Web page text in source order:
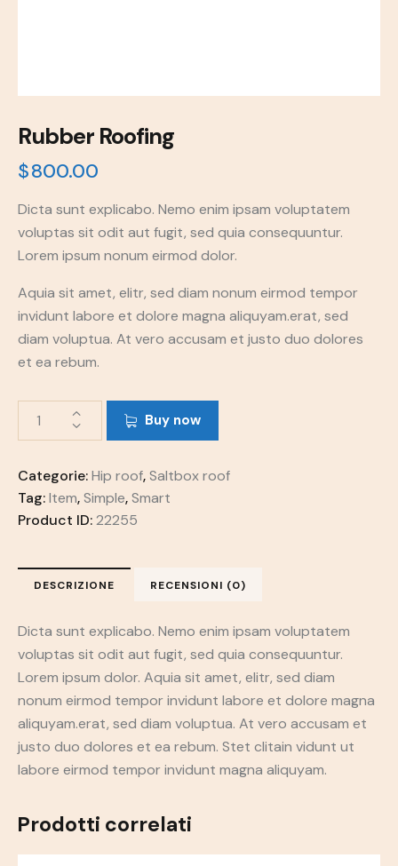
Rubber Roofing
$800.00
Dicta sunt explicabo. Nemo enim ipsam voluptatem
voluptas sit odit aut fugit, sed quia consequuntur.
Lorem ipsum nonum eirmod dolor.
Aquia sit amet, elitr, sed diam nonum eirmod tempor
invidunt labore et dolore magna aliquyam.erat, sed
diam voluptua. At vero accusam et justo duo dolores
et ea rebum.
Buy now
Categorie:Hip roof,Saltbox roof
Tag:Item,Simple,Smart
Product ID:22255
DESCRIZIONE RECENSIONI (0)
Dicta sunt explicabo. Nemo enim ipsam voluptatem
voluptas sit odit aut fugit, sed quia consequuntur.
Lorem ipsum dolor. Aquia sit amet, elitr, sed diam
nonum eirmod tempor invidunt labore et dolore magna
aliquyam.erat, sed diam voluptua. At vero accusam et
justo duo dolores et ea rebum. Stet clitain vidunt ut
labore eirmod tempor invidunt magna aliquyam.
Prodotti correlati